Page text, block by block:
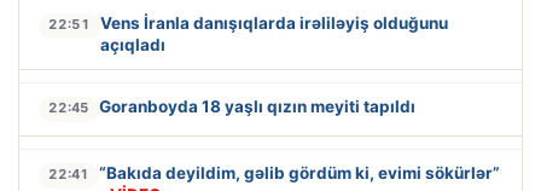
22:51
Vens İranla danışıqlarda irəliləyiş olduğunu
açıqladı
22:45 Goranboyda 18 yaşlı qızın meyiti tapıldı
22:41
“Bakıda deyildim, gəlib gördüm ki, evimi sökürlər”